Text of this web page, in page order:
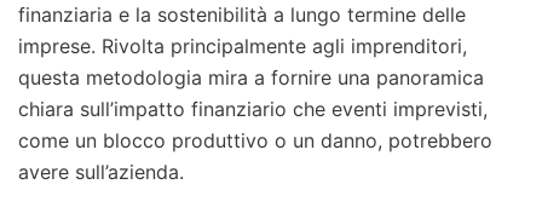
finanziaria e la sostenibilità a lungo termine delle
imprese. Rivolta principalmente agli imprenditori,
questa metodologia mira a fornire una panoramica
chiara sull’impatto finanziario che eventi imprevisti,
come un blocco produttivo o un danno, potrebbero
avere sull’azienda.